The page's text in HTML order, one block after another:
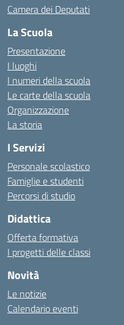
Camera dei Deputati
La Scuola
Presentazione
I luoghi
I numeri della scuola
Le carte della scuola
Organizzazione
La storia
I Servizi
Personale scolastico
Famiglie e studenti
Percorsi di studio
Didattica
Offerta formativa
I progetti delle classi
Novità
Le notizie
Calendario eventi